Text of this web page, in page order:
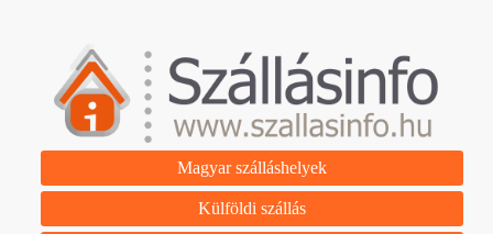
Magyar szálláshelyek
Külföldi szállás